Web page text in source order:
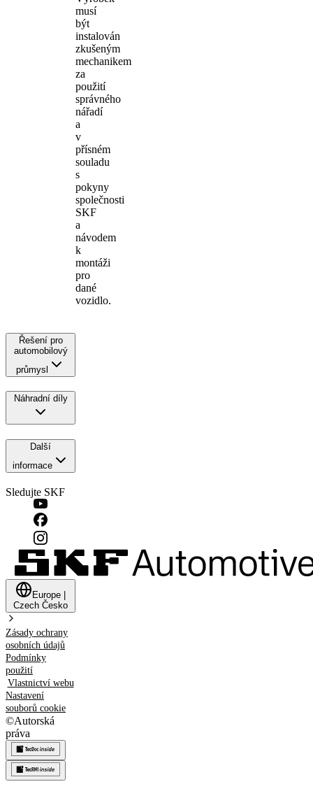
musí
být
instalován
zkušeným
mechanikem
za
použití
správného
nářadí
a
v
přísném
souladu
s
pokyny
společnosti
SKF
a
návodem
k
montáži
pro
dané
vozidlo.
Řešení pro
automobilový
průmysl
Náhradní díly
Další
informace
Sledujte SKF
Europe
Czech Česko
Zásady ochrany
osobních údajů
Podmínky
použití
Vlastnictví webu
Nastavení
souborů cookie
©Autorská
práva